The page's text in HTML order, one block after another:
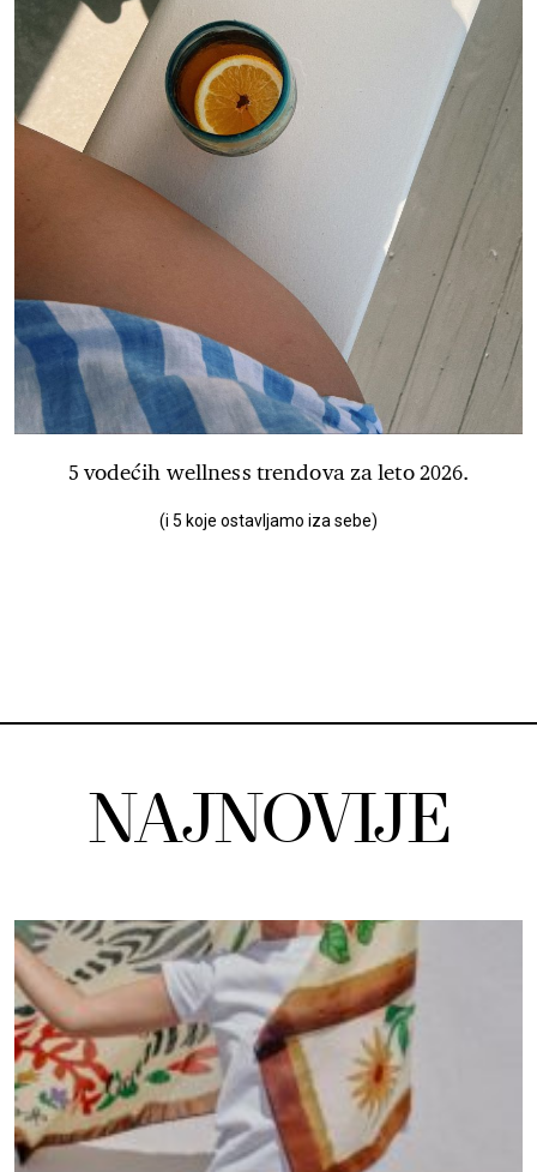
5 vodećih wellness trendova za leto 2026.
(i 5 koje ostavljamo iza sebe)
NAJNOVIJE